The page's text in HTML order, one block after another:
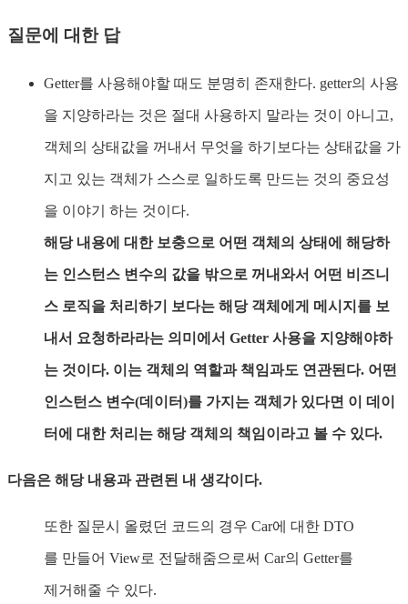
질문에 대한 답
Getter를 사용해야할 때도 분명히 존재한다. getter의 사용
을 지양하라는 것은 절대 사용하지 말라는 것이 아니고,
객체의 상태값을 꺼내서 무엇을 하기보다는 상태값을 가
지고 있는 객체가 스스로 일하도록 만드는 것의 중요성
을 이야기 하는 것이다.
해당 내용에 대한 보충으로 어떤 객체의 상태에 해당하
는 인스턴스 변수의 값을 밖으로 꺼내와서 어떤 비즈니
스 로직을 처리하기 보다는 해당 객체에게 메시지를 보
내서 요청하라라는 의미에서 Getter 사용을 지양해야하
는 것이다. 이는 객체의 역할과 책임과도 연관된다. 어떤
인스턴스 변수(데이터)를 가지는 객체가 있다면 이 데이
터에 대한 처리는 해당 객체의 책임이라고 볼 수 있다.
다음은 해당 내용과 관련된 내 생각이다.
또한 질문시 올렸던 코드의 경우 Car에 대한 DTO
를 만들어 View로 전달해줌으로써 Car의 Getter를
제거해줄 수 있다.